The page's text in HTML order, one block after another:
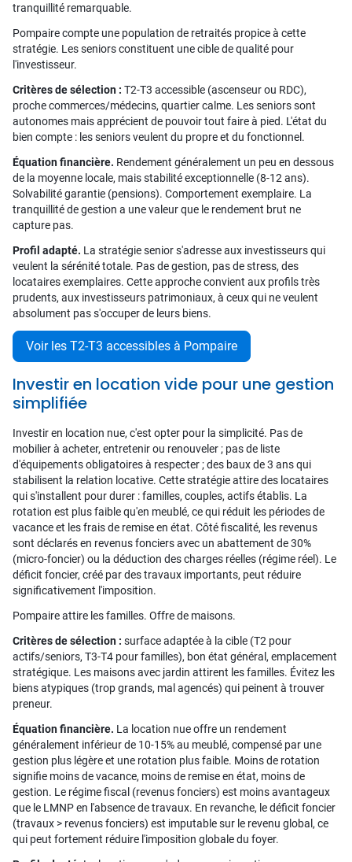
tranquillité remarquable.
Pompaire compte une population de retraités propice à cette
stratégie. Les seniors constituent une cible de qualité pour
l'investisseur.
Critères de sélection : T2-T3 accessible (ascenseur ou RDC),
proche commerces/médecins, quartier calme. Les seniors sont
autonomes mais apprécient de pouvoir tout faire à pied. L'état du
bien compte : les seniors veulent du propre et du fonctionnel.
Équation financière. Rendement généralement un peu en dessous
de la moyenne locale, mais stabilité exceptionnelle (8-12 ans).
Solvabilité garantie (pensions). Comportement exemplaire. La
tranquillité de gestion a une valeur que le rendement brut ne
capture pas.
Profil adapté. La stratégie senior s'adresse aux investisseurs qui
veulent la sérénité totale. Pas de gestion, pas de stress, des
locataires exemplaires. Cette approche convient aux profils très
prudents, aux investisseurs patrimoniaux, à ceux qui ne veulent
absolument pas s'occuper de leurs biens.
Voir les T2-T3 accessibles à Pompaire
Investir en location vide pour une gestion
simplifiée
Investir en location nue, c'est opter pour la simplicité. Pas de
mobilier à acheter, entretenir ou renouveler ; pas de liste
d'équipements obligatoires à respecter ; des baux de 3 ans qui
stabilisent la relation locative. Cette stratégie attire des locataires
qui s'installent pour durer : familles, couples, actifs établis. La
rotation est plus faible qu'en meublé, ce qui réduit les périodes de
vacance et les frais de remise en état. Côté fiscalité, les revenus
sont déclarés en revenus fonciers avec un abattement de 30%
(micro-foncier) ou la déduction des charges réelles (régime réel). Le
déficit foncier, créé par des travaux importants, peut réduire
significativement l'imposition.
Pompaire attire les familles. Offre de maisons.
Critères de sélection : surface adaptée à la cible (T2 pour
actifs/seniors, T3-T4 pour familles), bon état général, emplacement
stratégique. Les maisons avec jardin attirent les familles. Évitez les
biens atypiques (trop grands, mal agencés) qui peinent à trouver
preneur.
Équation financière. La location nue offre un rendement
généralement inférieur de 10-15% au meublé, compensé par une
gestion plus légère et une rotation plus faible. Moins de rotation
signifie moins de vacance, moins de remise en état, moins de
gestion. Le régime fiscal (revenus fonciers) est moins avantageux
que le LMNP en l'absence de travaux. En revanche, le déficit foncier
(travaux > revenus fonciers) est imputable sur le revenu global, ce
qui peut fortement réduire l'imposition globale du foyer.